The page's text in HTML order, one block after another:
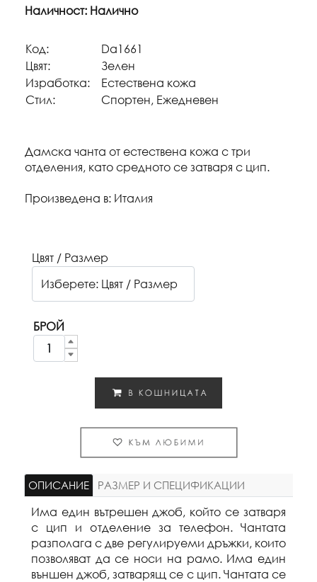
Наличност: Налично
Код:
Da1661
Цвят:
Зелен
Изработка:
Естествена кожа
Стил:
Спортен, Ежедневен
Дамска чанта от естествена кожа с три
отделения, като средното се затваря с цип.
Произведена в: Италия
Цвят / Размер
БРОЙ
ОПИСАНИЕ РАЗМЕР И СПЕЦИФИКАЦИИ
Има един вътрешен джоб, който се затваря
с цип и отделение за телефон. Чантата
разполага с две регулируеми дръжки, които
позволяват да се носи на рамо. Има един
външен джоб, затварящ се с цип. Чантата се